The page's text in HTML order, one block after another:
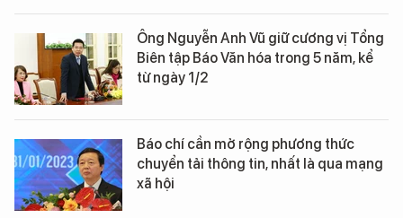
Ông Nguyễn Anh Vũ giữ cương vị Tổng
Biên tập Báo Văn hóa trong 5 năm, kể
từ ngày 1/2
Báo chí cần mở rộng phương thức
chuyển tải thông tin, nhất là qua mạng
xã hội